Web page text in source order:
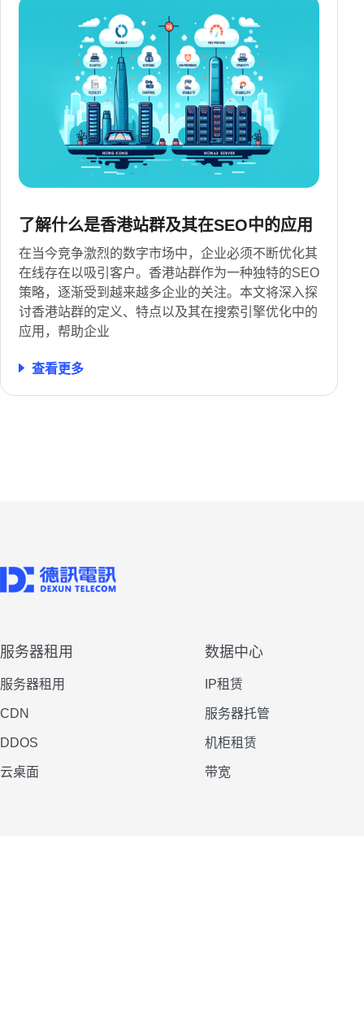
了解什么是香港站群及其在SEO中的应用
在当今竞争激烈的数字市场中，企业必须不断优化其
在线存在以吸引客户。香港站群作为一种独特的SEO
策略，逐渐受到越来越多企业的关注。本文将深入探
讨香港站群的定义、特点以及其在搜索引擎优化中的
应用，帮助企业
查看更多
服务器租用
服务器租用
CDN
DDOS
云桌面
数据中心
IP租赁
服务器托管
机柜租赁
带宽